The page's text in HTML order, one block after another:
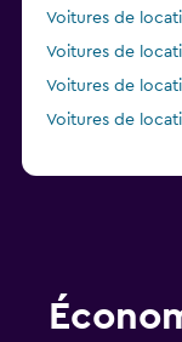
Voitures de
Voitures de
Voitures de
Voitures de